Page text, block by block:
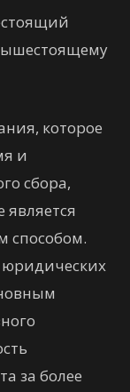
которое
и
сбора,
способом.
юридических
за более